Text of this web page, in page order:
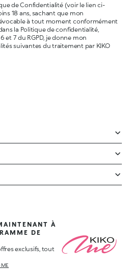
de Confidentialité (voir le lien ci-
18 ans, sachant que mon
à tout moment conformément
la Politique de confidentialité,
7 du RGPD, je donne mon
suivantes du traitement par KIKO
À
DE
exclusifs, tout